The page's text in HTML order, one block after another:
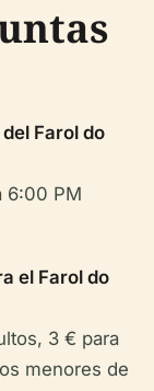
Farol do
6:00 PM
el Farol do
3 € para
menores de